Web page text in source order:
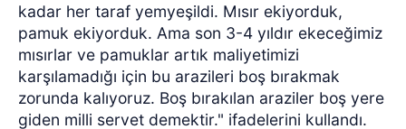
kadar her taraf yemyeşildi. Mısır ekiyorduk,
pamuk ekiyorduk. Ama son 3-4 yıldır ekeceğimiz
mısırlar ve pamuklar artık maliyetimizi
karşılamadığı için bu arazileri boş bırakmak
zorunda kalıyoruz. Boş bırakılan araziler boş yere
giden milli servet demektir." ifadelerini kullandı.